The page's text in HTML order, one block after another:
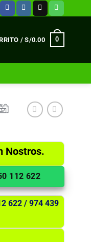
/S/0.00 0
Nostros.
112 622
622 / 974 439